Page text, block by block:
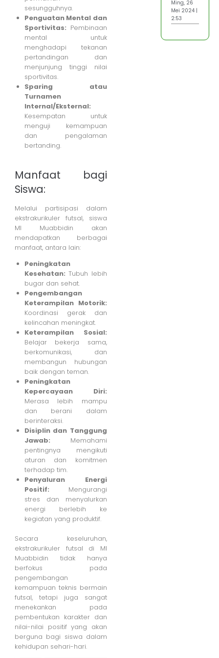
sesungguhnya.
Penguatan Mental dan
Sportivitas: Pembinaan
mental untuk
menghadapi tekanan
pertandingan dan
menjunjung tinggi nilai
sportivitas.
Sparing atau
Turnamen
Internal/Eksternal:
Kesempatan untuk
menguji kemampuan
dan pengalaman
bertanding.
Manfaat bagi
Siswa:
Melalui partisipasi dalam
ekstrakurikuler futsal, siswa
MI Muabbidin akan
mendapatkan berbagai
manfaat, antara lain:
Peningkatan
Kesehatan: Tubuh lebih
bugar dan sehat.
Pengembangan
Keterampilan Motorik:
Koordinasi gerak dan
kelincahan meningkat.
Keterampilan Sosial:
Belajar bekerja sama,
berkomunikasi, dan
membangun hubungan
baik dengan teman.
Peningkatan
Kepercayaan Diri:
Merasa lebih mampu
dan berani dalam
berinteraksi.
Disiplin dan Tanggung
Jawab: Memahami
pentingnya mengikuti
aturan dan komitmen
terhadap tim.
Penyaluran Energi
Positif: Mengurangi
stres dan menyalurkan
energi berlebih ke
kegiatan yang produktif.
Secara keseluruhan,
ekstrakurikuler futsal di MI
Muabbidin tidak hanya
berfokus pada
pengembangan
kemampuan teknis bermain
futsal, tetapi juga sangat
menekankan pada
pembentukan karakter dan
nilai-nilai positif yang akan
berguna bagi siswa dalam
kehidupan sehari-hari.
Ming, 26
Mei 2024 |
2:53